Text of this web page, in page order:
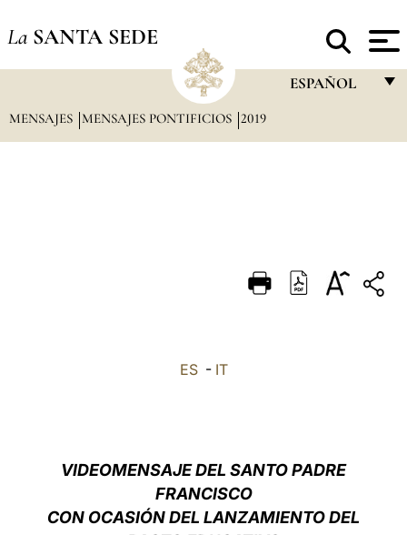
La SANTA SEDE
ESPAÑOL
DEUTSCH
MENSAJES MENSAJES PONTIFICIOS 2019
ES- IT
VIDEOMENSAJE DEL SANTO PADRE
FRANCISCO
CON OCASIÓN DEL LANZAMIENTO DEL